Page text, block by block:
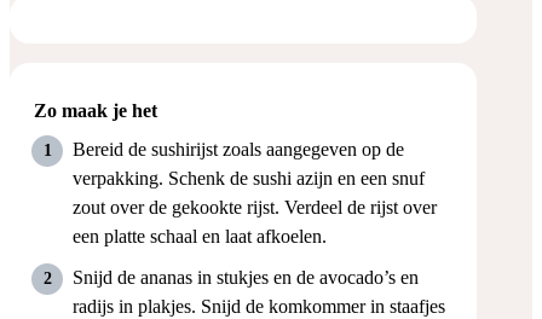
Zo maak je het
Bereid de sushirijst zoals aangegeven op de
verpakking. Schenk de sushi azijn en een snuf
zout over de gekookte rijst. Verdeel de rijst over
een platte schaal en laat afkoelen.
Snijd de ananas in stukjes en de avocado’s en
radijs in plakjes. Snijd de komkommer in staafjes